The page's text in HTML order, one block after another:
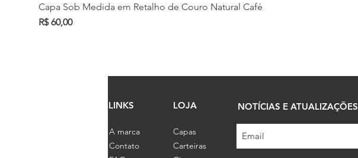
Capa Sob Medida em Retalho de Couro Natural Café
Preço
R$ 60,00
LINKS
A marca
Contato
LOJA
Capas
Carteiras
NOTÍCIAS E ATUALIZAÇÕES